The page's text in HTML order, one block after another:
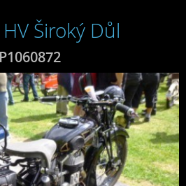
Široký Důl
P1060872